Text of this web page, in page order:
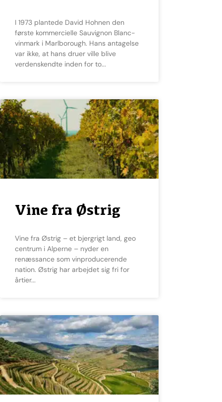
I 1973 plantede David Hohnen den
første kommercielle Sauvignon Blanc-
vinmark i Marlborough. Hans antagelse
var ikke, at hans druer ville blive
verdenskendte inden for to
Vine fra Østrig
Vine fra Østrig – et bjergrigt land, geo
centrum i Alperne – nyder en
renæssance som vinproducerende
nation. Østrig har arbejdet sig fri for
årtier